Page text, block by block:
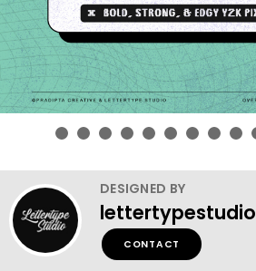
DESIGNED BY
lettertypestudio
CONTACT